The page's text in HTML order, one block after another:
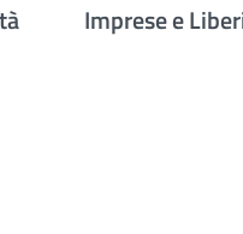
Imprese e